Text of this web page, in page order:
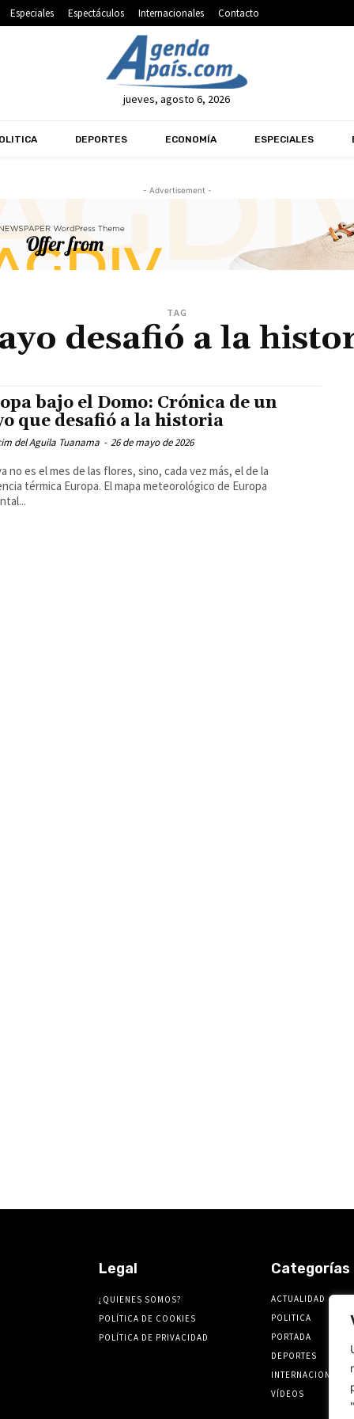
Especiales Espectáculos Internacionales Contacto
jueves, agosto 6, 2026
DEPORTES ECONOMÍA ESPECIALES
- Advertisement -
TAG
desafió a la
bajo el Domo: Crónica de un
que desafió a la historia
del Aguila Tuanama - 26 de mayo de 2026
no es el mes de las flores, sino, cada vez más, el de la
térmica Europa. El mapa meteorológico de Europa
Legal
¿QUIENES SOMOS?
POLÍTICA DE COOKIES
POLÍTICA DE PRIVACIDAD
Categorías
ACTUALIDAD
POLITICA
PORTADA
DEPORTES
INTERNACIONALES
VÍDEOS